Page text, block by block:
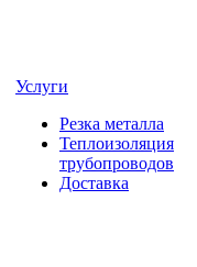
Услуги
Резка металла
Теплоизоляция
трубопроводов
Доставка